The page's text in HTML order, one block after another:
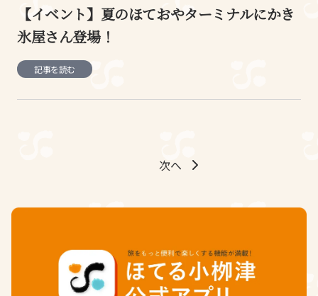
【イベント】夏のほておやターミナルにかき
氷屋さん登場！
記事を読む
次へ